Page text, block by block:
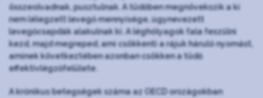
összeolvadnak, pusztulnak. A tüdőben megnövekszik a ki
nem lélegzett levegő mennyisége, úgynevezett
levegőcsapdák alakulnak ki. A léghólyagok fala feszülni
kezd, majd megreped, ami csökkenti a rájuk háruló nyomást,
aminek következtében azonban csökken a tüdő
effektívlégzőfelülete.
A krónikus betegségek száma az OECD országokban